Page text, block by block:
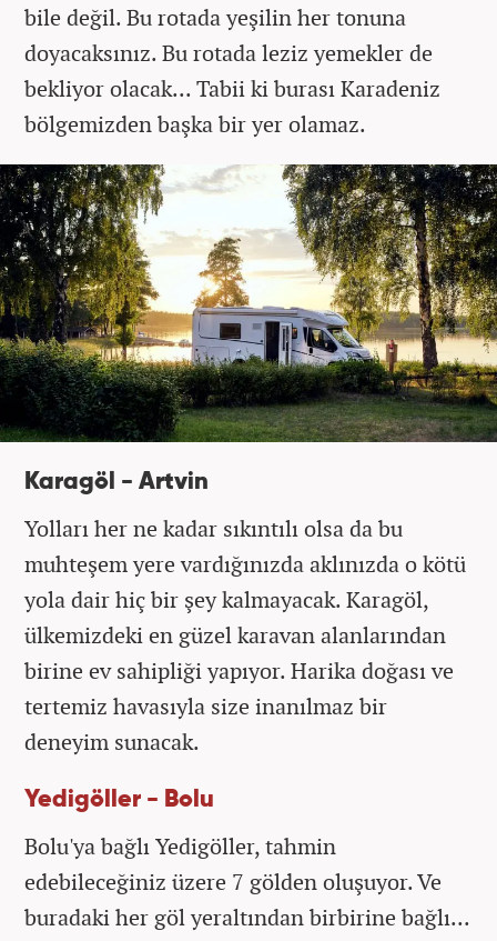
bile değil. Bu rotada yeşilin her tonuna
doyacaksınız. Bu rotada leziz yemekler de
bekliyor olacak... Tabii ki burası Karadeniz
bölgemizden başka bir yer olamaz.
Karagöl - Artvin
Yolları her ne kadar sıkıntılı olsa da bu
muhteşem yere vardığınızda aklınızda o kötü
yola dair hiç bir şey kalmayacak. Karagöl,
ülkemizdeki en güzel karavan alanlarından
birine ev sahipliği yapıyor. Harika doğası ve
tertemiz havasıyla size inanılmaz bir
deneyim sunacak.
Yedigöller - Bolu
Bolu'ya bağlı Yedigöller, tahmin
edebileceğiniz üzere 7 gölden oluşuyor. Ve
buradaki her göl yeraltından birbirine bağlı...